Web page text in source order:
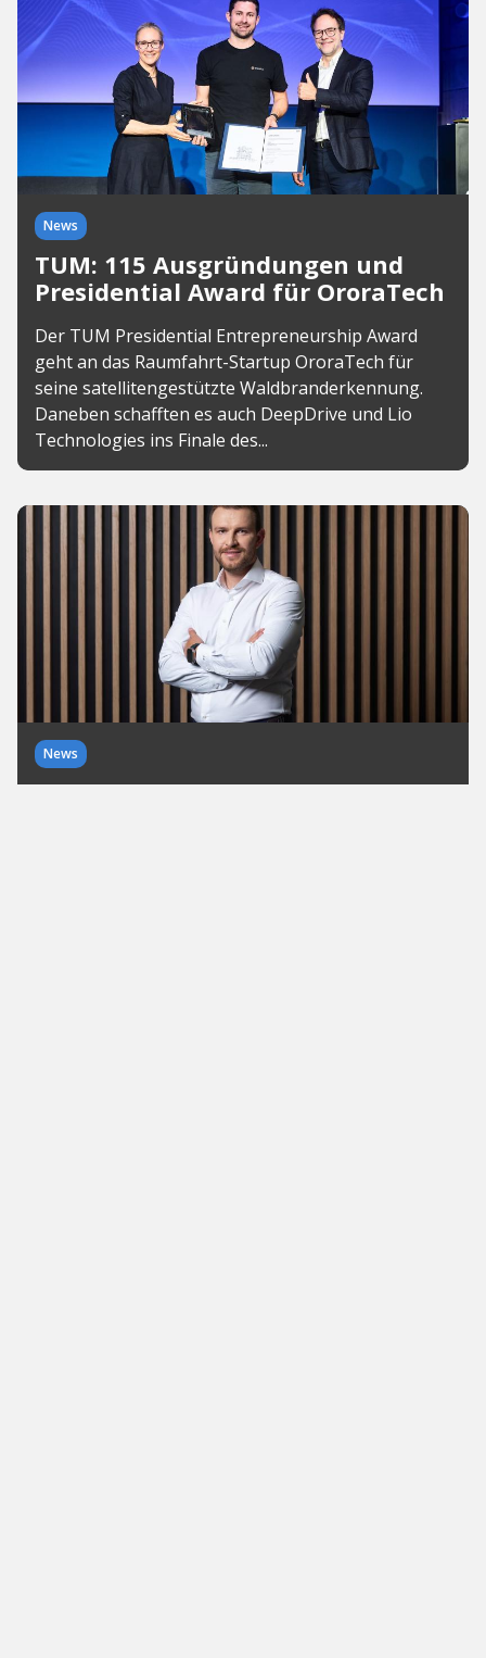
News
TUM: 115 Ausgründungen und
Presidential Award für OroraTech
Der TUM Presidential Entrepreneurship Award
geht an das Raumfahrt-Startup OroraTech für
seine satellitengestützte Waldbranderkennung.
Daneben schafften es auch DeepDrive und Lio
Technologies ins Finale des...
News
Paymove holt sich 2,1 Millionen